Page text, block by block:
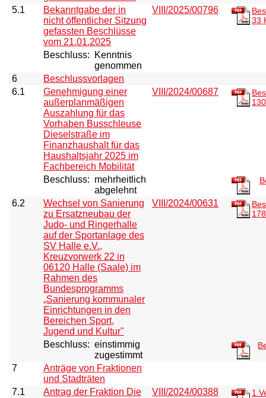
5.1
Bekanntgabe der in
nicht öffentlicher Sitzung
gefassten Beschlüsse
vom 21.01.2025
VIII/2025/00796
33
Beschluss:
Kenntnis
genommen
6
Beschlussvorlagen
6.1
Genehmigung einer
außerplanmäßigen
Auszahlung für das
Vorhaben Busschleuse
Dieselstraße im
Finanzhaushalt für das
Haushaltsjahr 2025 im
Fachbereich Mobilität
VIII/2024/00687
Beschluss: mehrheitlich
abgelehnt
6.2
Wechsel von Sanierung
zu Ersatzneubau der
Judo- und Ringerhalle
auf der Sportanlage des
SV Halle e.V.,
Kreuzvorwerk 22 in
06120 Halle (Saale) im
Rahmen des
Bundesprogramms
„Sanierung kommunaler
Einrichtungen in den
Bereichen Sport,
Jugend und Kultur"
VIII/2024/00631
Beschluss: einstimmig
zugestimmt
7
Anträge von Fraktionen
und Stadträten
7.1
Antrag der Fraktion Die
VIII/2024/00388